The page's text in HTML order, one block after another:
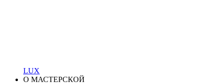
LUX
О МАСТЕРСКОЙ